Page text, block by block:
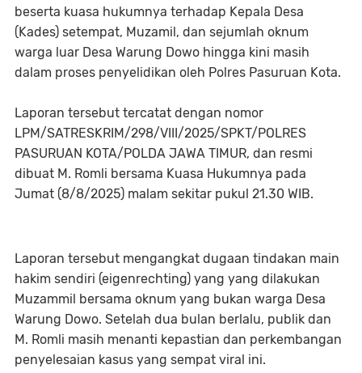
beserta kuasa hukumnya terhadap Kepala Desa
(Kades) setempat, Muzamil, dan sejumlah oknum
warga luar Desa Warung Dowo hingga kini masih
dalam proses penyelidikan oleh Polres Pasuruan Kota.
Laporan tersebut tercatat dengan nomor
LPM/SATRESKRIM/298/VIII/2025/SPKT/POLRES
PASURUAN KOTA/POLDA JAWA TIMUR, dan resmi
dibuat M. Romli bersama Kuasa Hukumnya pada
Jumat (8/8/2025) malam sekitar pukul 21.30 WIB.
Laporan tersebut mengangkat dugaan tindakan main
hakim sendiri (eigenrechting) yang yang dilakukan
Muzammil bersama oknum yang bukan warga Desa
Warung Dowo. Setelah dua bulan berlalu, publik dan
M. Romli masih menanti kepastian dan perkembangan
penyelesaian kasus yang sempat viral ini.